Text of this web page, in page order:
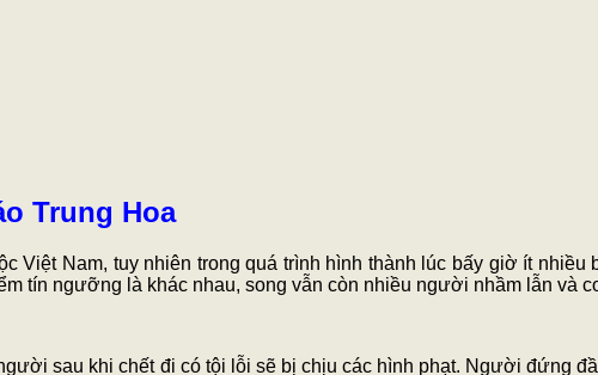
Trung Hoa
Việt Nam, tuy nhiên trong quá trình hình thành lúc bấy giờ ít
tín ngưỡng là khác nhau, song vẫn còn nhiều người nhầm lẫn và
sau khi chết đi có tội lỗi sẽ bị chịu các hình phạt. Người đứng